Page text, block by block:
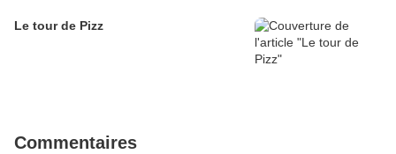
Le tour de Pizz
Commentaires